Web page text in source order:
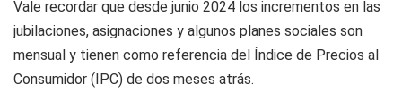
Vale recordar que desde junio 2024 los incrementos en las
jubilaciones, asignaciones y algunos planes sociales son
mensual y tienen como referencia del Índice de Precios al
Consumidor (IPC) de dos meses atrás.